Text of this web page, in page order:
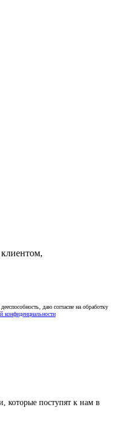
даю согласие на обработку
конфиденциальности
которые поступят к нам в